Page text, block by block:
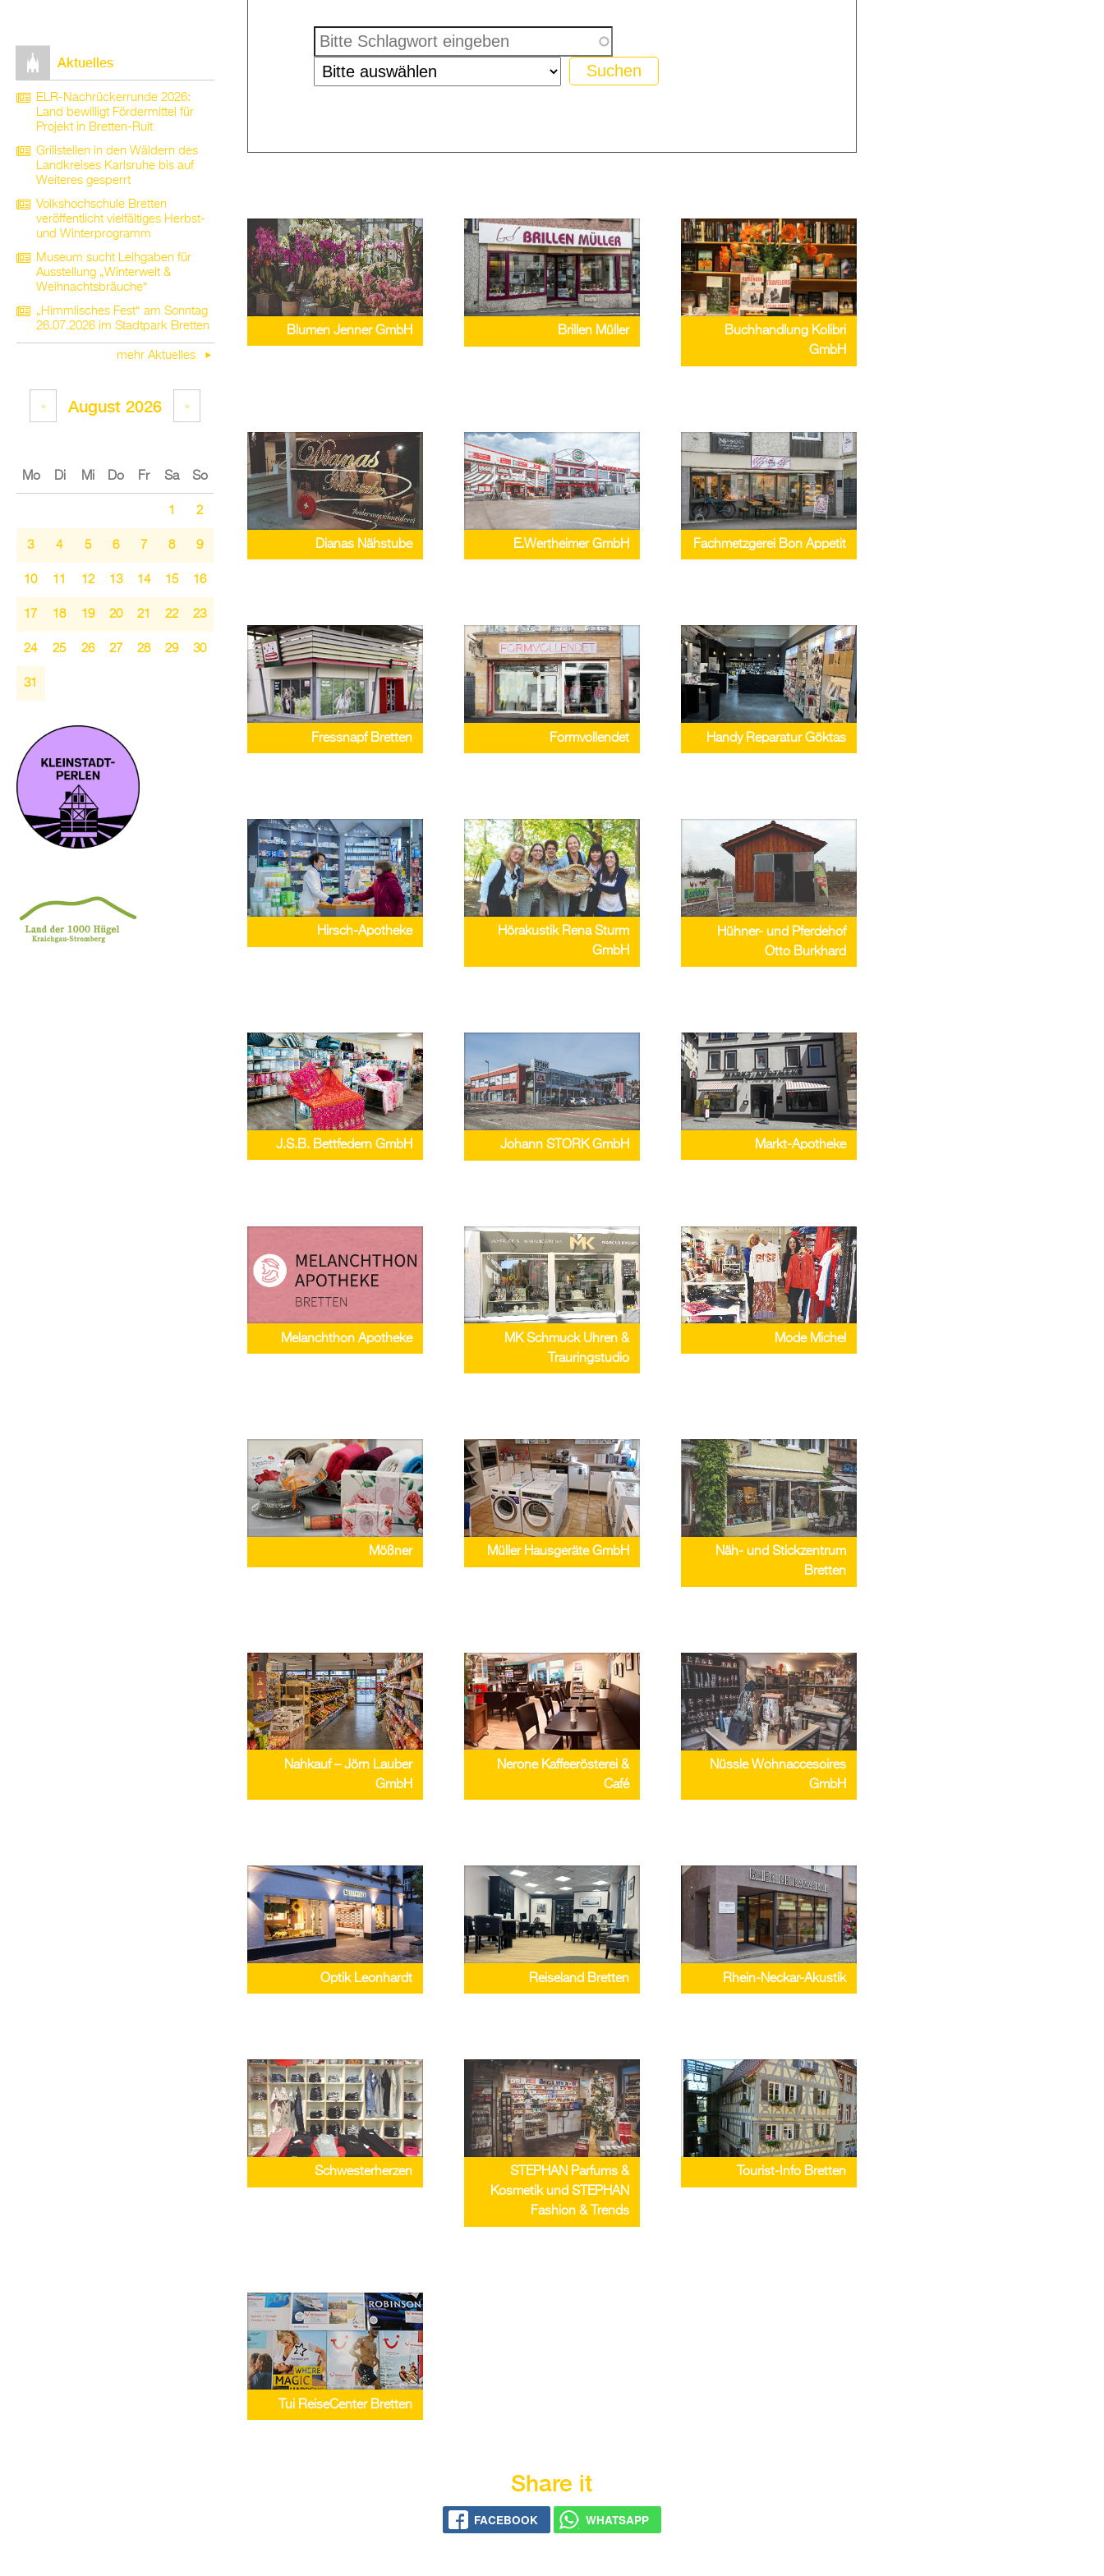
Blumen Jenner GmbH Brillen Müller
Buchhandlung Kolibri
GmbH
Dianas Nähstube E.Wertheimer GmbH Fachmetzgerei Bon Appetit
Fressnapf Bretten Formvollendet Handy Reparatur Göktas
Hirsch-Apotheke
Hörakustik Rena Sturm
GmbH
Hühner- und Pferdehof
Otto Burkhard
J.S.B. Bettfedern GmbH Johann STORK GmbH Markt-Apotheke
Melanchthon Apotheke
MK Schmuck Uhren &
Trauringstudio
Mode Michel
Mößner Müller Hausgeräte GmbH
Näh- und Stickzentrum
Bretten
Nahkauf – Jörn Lauber
GmbH
Nerone Kaffeerösterei &
Café
Nüssle Wohnaccesoires
GmbH
Optik Leonhardt Reiseland Bretten Rhein-Neckar-Akustik
Schwesterherzen
STEPHAN Parfums &
Kosmetik und STEPHAN
Fashion & Trends
Tourist-Info Bretten
Tui ReiseCenter Bretten
Share it
FACEBOOK WHATSAPP
Aktuelles
ELR-Nachrückerrunde 2026:
Land bewilligt Fördermittel für
Projekt in Bretten-Ruit
Grillstellen in den Wäldern des
Landkreises Karlsruhe bis auf
Weiteres gesperrt
Volkshochschule Bretten
veröffentlicht vielfältiges Herbst-
und Winterprogramm
Museum sucht Leihgaben für
Ausstellung „Winterwelt &
Weihnachtsbräuche“
„Himmlisches Fest“ am Sonntag
26.07.2026 im Stadtpark Bretten
mehr Aktuelles
August 2026
« »
Mo Di Mi Do Fr Sa So
1 2
3 4 5 6 7 8 9
10 11 12 13 14 15 16
17 18 19 20 21 22 23
24 25 26 27 28 29 30
31